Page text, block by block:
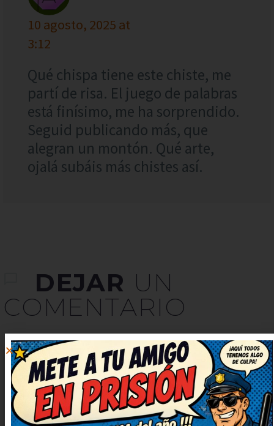
10 agosto, 2025 at
3:12
Qué chispa tiene este chiste, me
partí de risa. El juego de palabras
está finísimo, me ha sorprendido.
Seguid publicando más, que
alegran un montón. Qué arte,
ojalá subáis más chistes así.
DEJAR UN
COMENTARIO